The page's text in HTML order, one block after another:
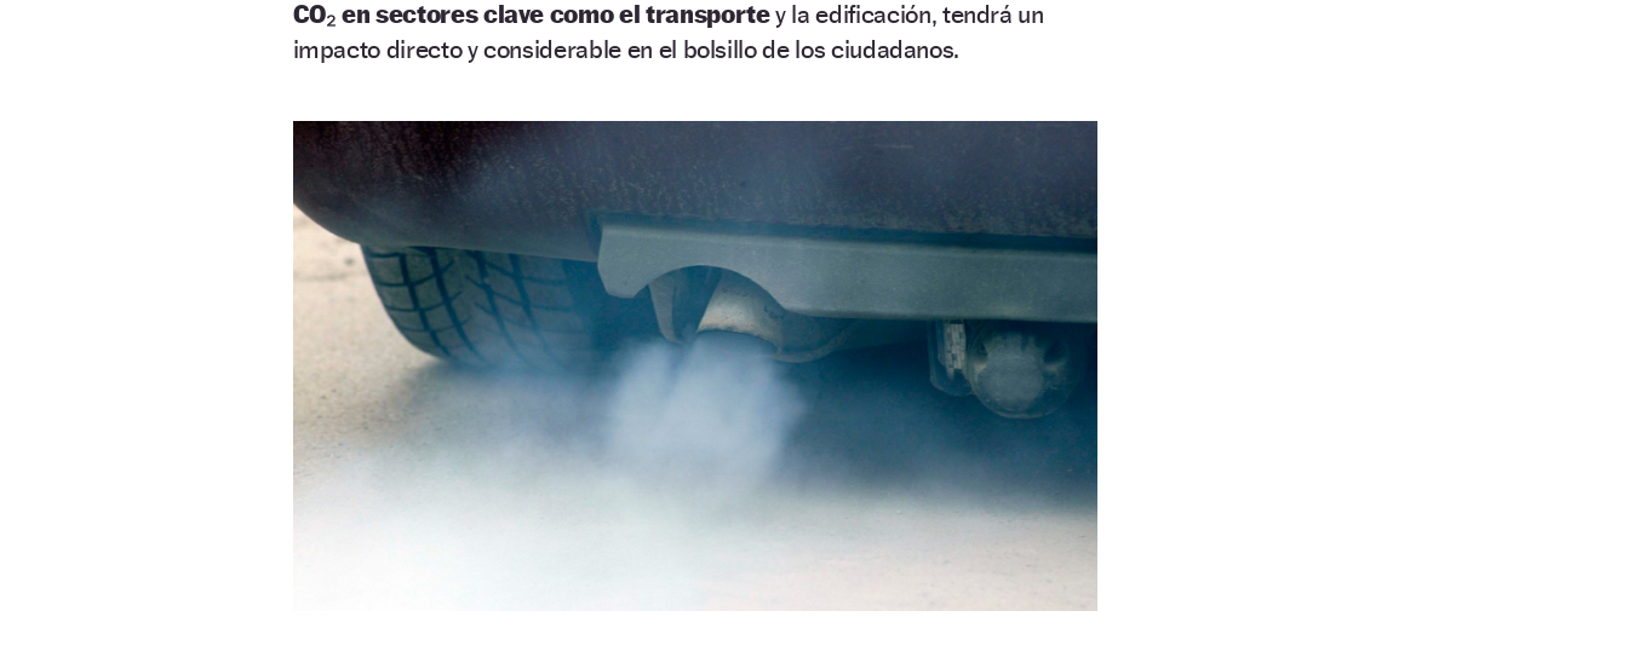
CO₂ en sectores clave como el transportey la edificación, tendrá un
impacto directo y considerable en el bolsillo de los ciudadanos.